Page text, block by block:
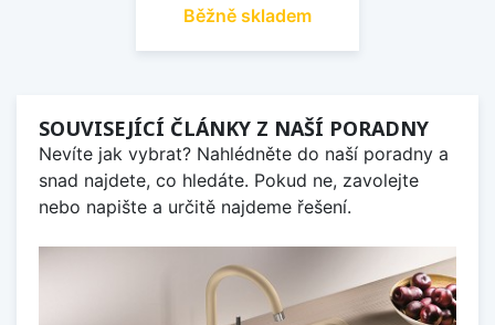
Běžně skladem
SOUVISEJÍCÍ ČLÁNKY Z NAŠÍ PORADNY
Nevíte jak vybrat? Nahlédněte do naší poradny a
snad najdete, co hledáte. Pokud ne, zavolejte
nebo napište a určitě najdeme řešení.